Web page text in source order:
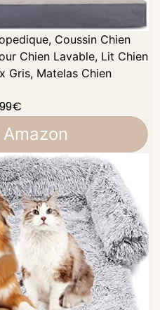
Coussin Chien
Chien Lavable, Lit Chien
Gris, Matelas Chien
€